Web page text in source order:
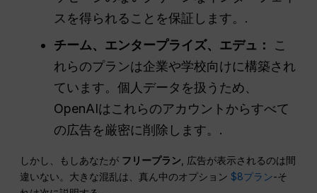
スを得られることを保証します。.
チーム、エンタープライズ、エデュ：
こ
れらのプランは企業や学校向けに構築され
ています。個人データを扱うため、
OpenAIはこれらのアカウントからすべて
の広告を厳密に削除します。.
しかし、もしあなたが フリープラン , 広告が表示されるのは間
違いない。大きな混乱は、真ん中のオプション$8プラン-そ